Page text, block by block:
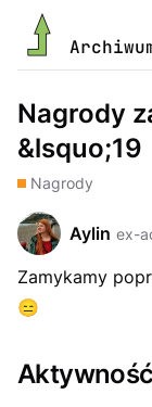
Nagrody
&lsquo;19
Nagrody
Aylin ex-
Zamykamy
😑